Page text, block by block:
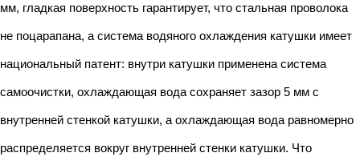
мм, гладкая поверхность гарантирует, что стальная проволока
не поцарапана, а система водяного охлаждения катушки имеет
национальный патент: внутри катушки применена система
самоочистки, охлаждающая вода сохраняет зазор 5 мм с
внутренней стенкой катушки, а охлаждающая вода равномерно
распределяется вокруг внутренней стенки катушки. Что